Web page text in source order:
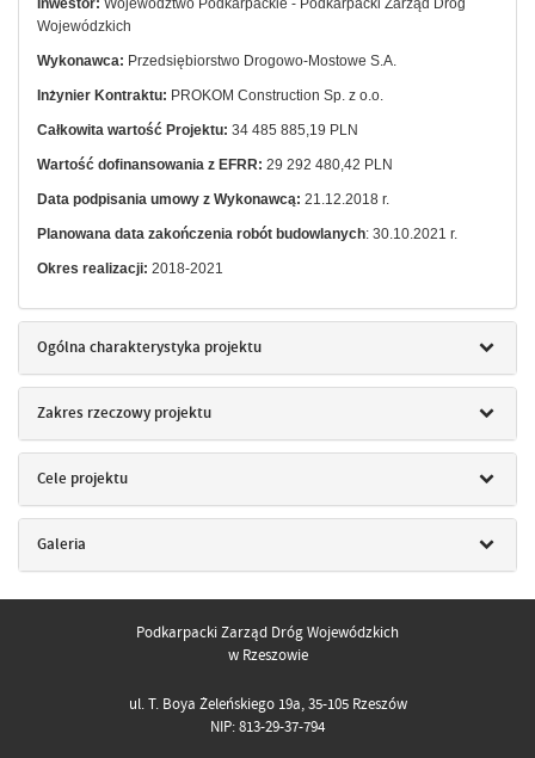
Wojewódzkich
Wykonawca: Przedsiębiorstwo Drogowo-Mostowe S.A.
Inżynier Kontraktu: PROKOM Construction Sp. z o.o.
Całkowita wartość Projektu: 34 485 885,19 PLN
Wartość dofinansowania z EFRR: 29 292 480,42 PLN
Data podpisania umowy z Wykonawcą: 21.12.2018 r.
Planowana data zakończenia robót budowlanych: 30.10.2021 r.
Okres realizacji: 2018-2021
Ogólna charakterystyka projektu
Zakres rzeczowy projektu
Cele projektu
Galeria
Podkarpacki Zarząd Dróg Wojewódzkich
w Rzeszowie
ul. T. Boya Żeleńskiego 19a, 35-105 Rzeszów
NIP: 813-29-37-794